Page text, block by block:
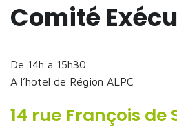
Comité
De 14h à 15h30
A l’hotel de Région ALPC
14 rue François de